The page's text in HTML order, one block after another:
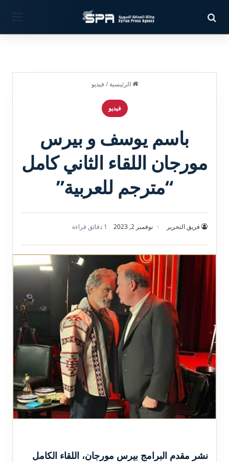
الرئيسية / فيديو
فيديو
باسم يوسف و بيرس
مورجان اللقاء الثاني كامل
“مترجم للعربية”
فريق التحرير نوفمبر 2, 2023 1 دقائق قراءة
نشر مقدم البرامج بيرس مورجان، اللقاء الكامل